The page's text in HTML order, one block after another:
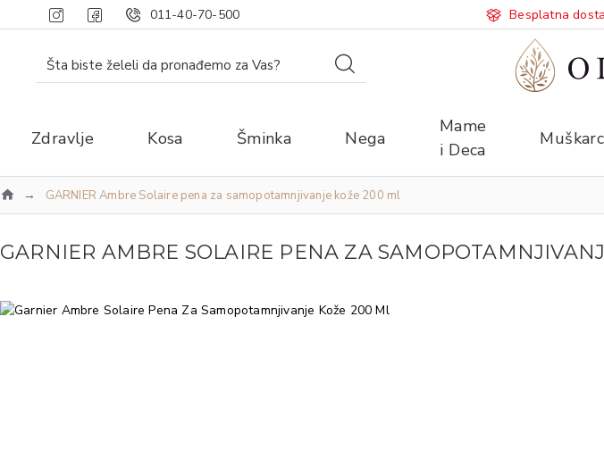
011-40-70-500 Besplatna
Zdravlje Kosa Šminka Nega
Mame
i Deca
GARNIER Ambre Solaire pena za samopotamnjivanje kože 200 ml
GARNIER AMBRE SOLAIRE PENA ZA